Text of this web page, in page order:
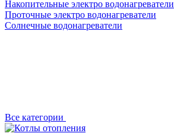
Накопительные электро водонагреватели
Проточные электро водонагреватели
Солнечные водонагреватели
Все категории